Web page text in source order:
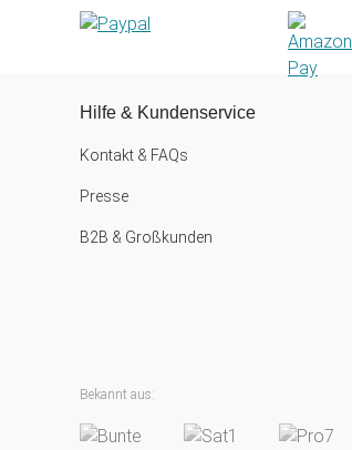
Hilfe & Kundenservice
Kontakt & FAQs
Presse
B2B & Großkunden
Bekannt aus: